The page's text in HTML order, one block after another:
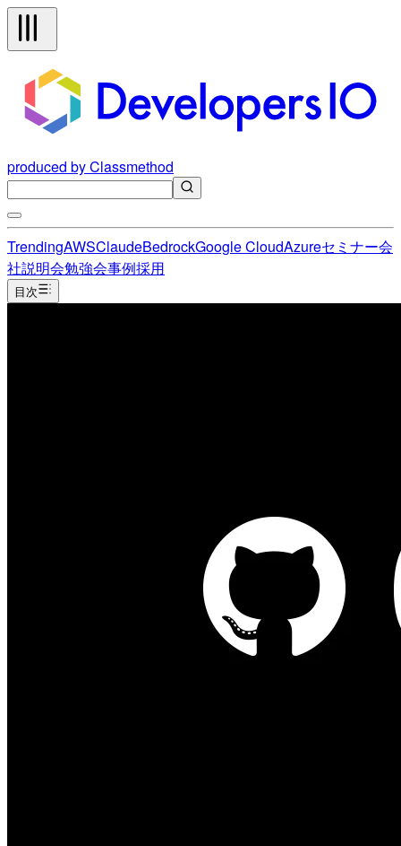
produced by Classmethod
TrendingAWSClaudeBedrockGoogle CloudAzureセミナー会
社説明会勉強会事例採用
目次